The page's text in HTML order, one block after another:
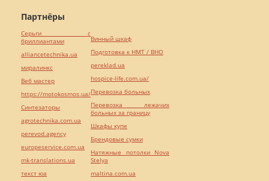
Партнёры
Серьги с
бриллиантами
alliancetechnika.ua
миралинкс
Веб мастер
https://motokosmos.ua/
Синтезаторы
agrotechnika.com.ua
perevod.agency
europeservice.com.ua
mk-translations.ua
текст юа
Винный шкаф
Подготовка к НМТ / ВНО
pereklad.ua
hospice-life.com.ua/
Перевозка больных
Перевозка лежачих
больных за границу
Шкафы купе
Брендовые сумки
Натяжные потолки Nova
Stelya
maltina.com.ua